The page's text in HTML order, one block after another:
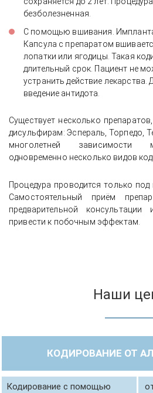
безболезненная.
С помощью вшивания.
Капсула с препаратом
лопатки или ягодицы. Такая
длительный срок. Пациент не
устранить действие лекарства.
введение антидота.
Существует несколько
дисульфирам: Эспераль, Торпедо,
многолетней зависимости
одновременно несколько видов
Процедура проводится только
Самостоятельный приём
предварительной
привести к побочным эффектам.
Наши
КОДИРОВАНИЕ ОТ
Кодирование с помощью